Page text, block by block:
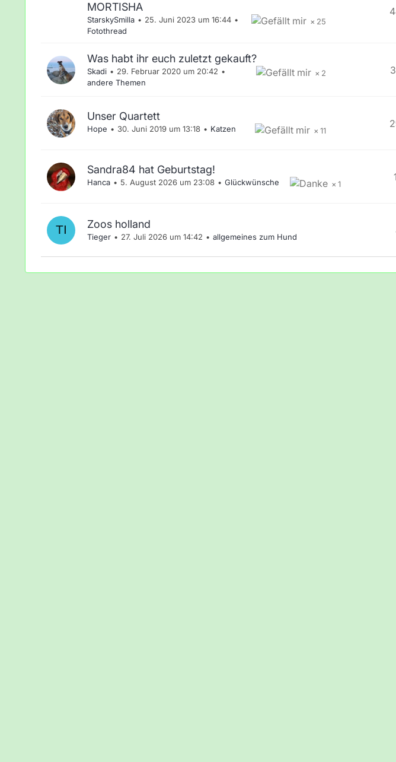
MORTISHA
25
StarskySmilla
25. Juni 2023 um 16:44
Fotothread
Was habt ihr euch zuletzt gekauft?
2
Skadi
29. Februar 2020 um 20:42
andere Themen
Unser Quartett
11
Hope 30. Juni 2019 um 13:18 Katzen
Sandra84 hat Geburtstag!
1
Hanca 5. August 2026 um 23:08 Glückwünsche
Zoos holland
Tieger 27. Juli 2026 um 14:42 allgemeines zum Hund